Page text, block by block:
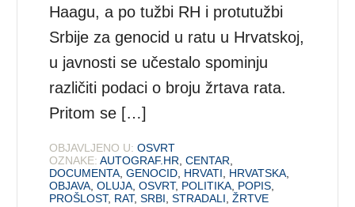
Haagu, a po tužbi RH i protutužbi
Srbije za genocid u ratu u Hrvatskoj,
u javnosti se učestalo spominju
različiti podaci o broju žrtava rata.
Pritom se […]
OBJAVLJENO U: OSVRT
OZNAKE: AUTOGRAF.HR ,CENTAR
DOCUMENTA ,GENOCID HRVATI HRVATSKA
OBJAVA ,OLUJA ,OSVRT, POLITIKA POPIS
PROŠLOST, RAT,SRBI ,STRADALI ,ŽRTVE